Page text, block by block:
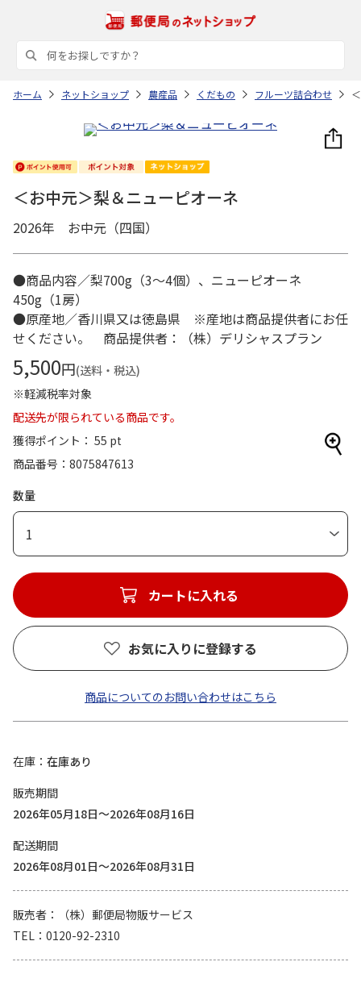
ホーム ネットショップ 農産品 くだもの フルーツ詰合わせ
＜お中元＞梨＆ニューピオーネ
2026年 お中元（四国）
●商品内容／梨700g（3～4個）、ニューピオーネ
450g（1房）
●原産地／香川県又は徳島県 ※産地は商品提供者にお任
せください。 商品提供者：（株）デリシャスプラン
5,500円(送料・税込)
※軽減税率対象
配送先が限られている商品です。
獲得ポイント： 55 pt
商品番号
8075847613
数量
1
カートに入れる
お気に入りに登録する
商品についてのお問い合わせはこちら
在庫
在庫あり
販売期間
2026年05月18日～2026年08月16日
配送期間
2026年08月01日～2026年08月31日
販売者
（株）郵便局物販サービス
TEL
0120-92-2310